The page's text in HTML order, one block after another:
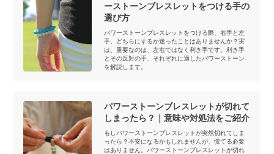
ーストーンブレスレットをつける手の
選び方
パワーストーンブレスレットをつける際、右手と左
手、どちらにするか迷ったことはありませんか？実
は、重要なのは、左右ではなく利き手です。利き手
とその反対の手、それぞれに適したパワーストーン
を解説します。
パワーストーンブレスレットが切れて
しまったら？｜意味や対処法をご紹介
もしパワーストーンブレスレットが突然切れてしま
ったら？不安になるかもしれませんが、慌てる必要
はありません。パワーストーンブレスレットが切れ